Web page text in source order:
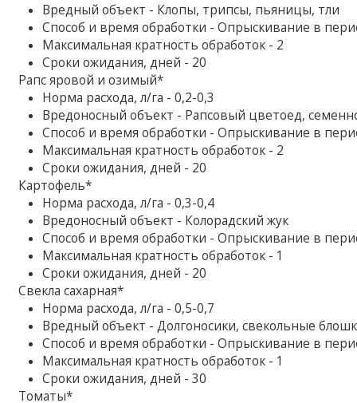
Вредный объект - Клопы, трипсы, пьяницы, тли
Способ и время обработки - Опрыскивание в
Максимальная кратность обработок - 2
Сроки ожидания, дней - 20
Рапс яровой и озимый*
Норма расхода, л/га - 0,2-0,3
Вредоносный объект - Рапсовый цветоед,
Способ и время обработки - Опрыскивание в
Максимальная кратность обработок - 2
Сроки ожидания, дней - 20
Картофель*
Норма расхода, л/га - 0,3-0,4
Вредоносный объект - Колорадский жук
Способ и время обработки - Опрыскивание в
Максимальная кратность обработок - 1
Сроки ожидания, дней - 20
Свекла сахарная*
Норма расхода, л/га - 0,5-0,7
Вредный объект - Долгоносики, свекольные
Способ и время обработки - Опрыскивание в
Максимальная кратность обработок - 1
Сроки ожидания, дней - 30
Томаты*